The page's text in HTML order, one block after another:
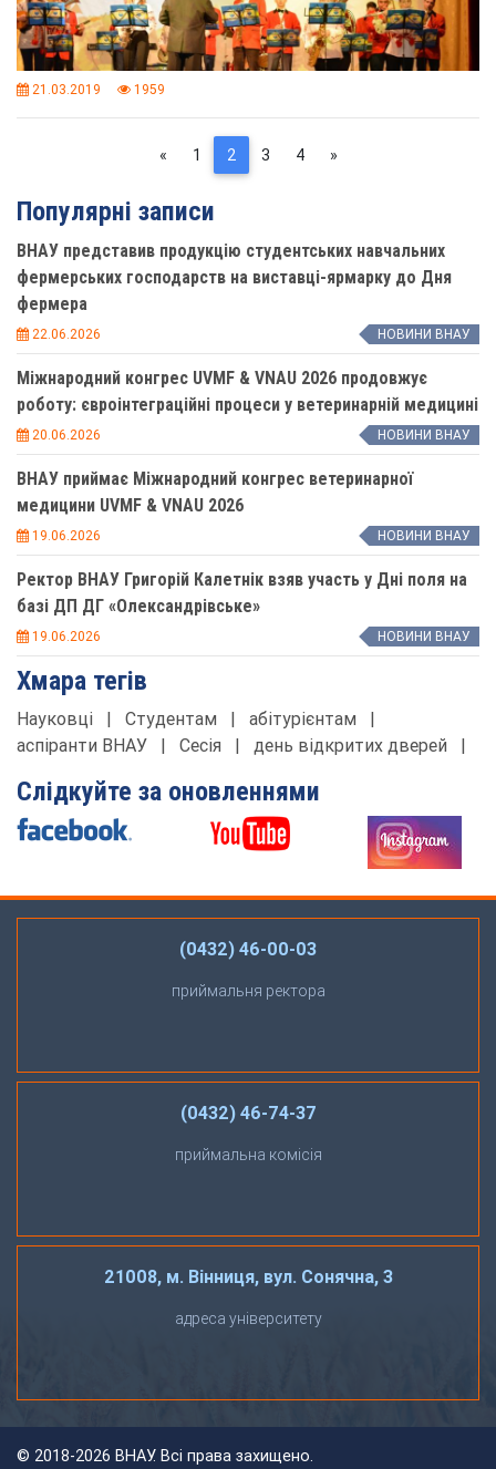
21.03.2019 1959
«Previous
1 2(current)
3 4 »Next
Популярні записи
ВНАУ представив продукцію студентських навчальних
фермерських господарств на виставці-ярмарку до Дня
фермера
22.06.2026 НОВИНИ ВНАУ
Міжнародний конгрес UVMF & VNAU 2026 продовжує
роботу: євроінтеграційні процеси у ветеринарній медицині
20.06.2026 НОВИНИ ВНАУ
ВНАУ приймає Міжнародний конгрес ветеринарної
медицини UVMF & VNAU 2026
19.06.2026 НОВИНИ ВНАУ
Ректор ВНАУ Григорій Калетнік взяв участь у Дні поля на
базі ДП ДГ «Олександрівське»
19.06.2026 НОВИНИ ВНАУ
Хмара тегів
Науковці | Студентам | абітурієнтам |
аспіранти ВНАУ | Сесія | день відкритих дверей |
Слідкуйте за оновленнями
(0432) 46-00-03
приймальня ректора
(0432) 46-74-37
приймальна комісія
21008, м. Вінниця, вул. Сонячна, 3
адреса університету
© 2018-2026 ВНАУ. Всі права захищено.